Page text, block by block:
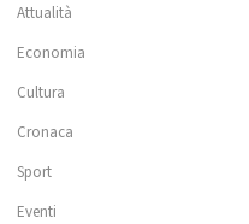
Attualità
Economia
Cultura
Cronaca
Sport
Eventi